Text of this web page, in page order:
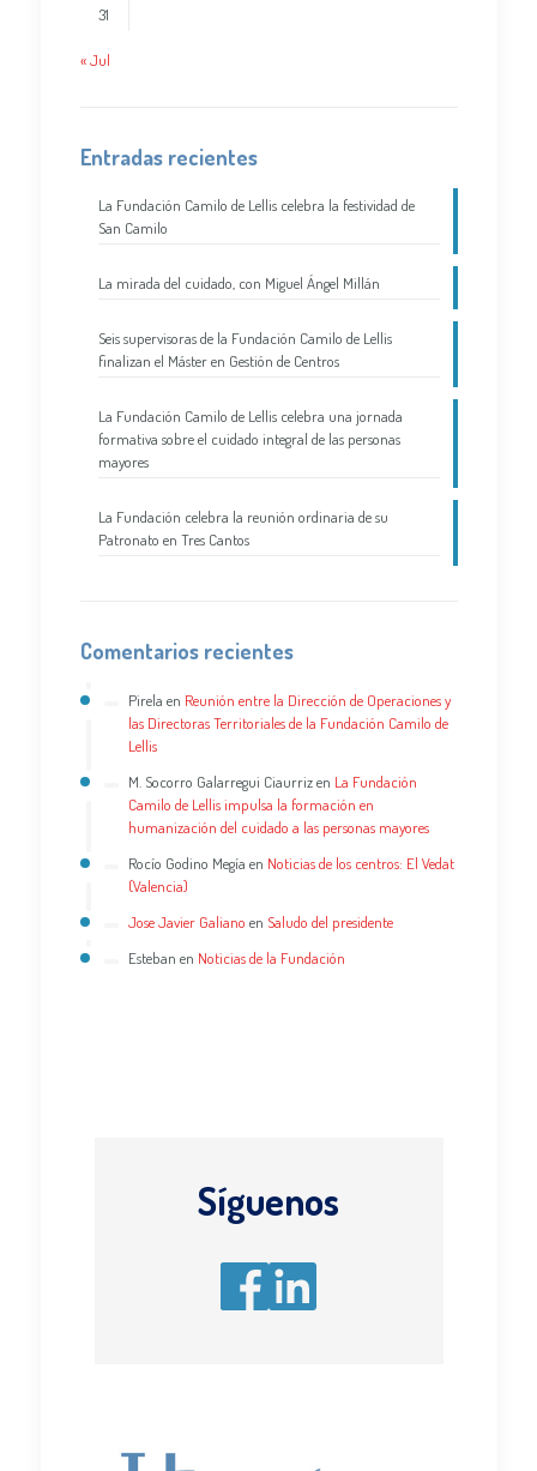
31
« Jul
Entradas recientes
La Fundación Camilo de Lellis celebra la festividad de
San Camilo
La mirada del cuidado, con Miguel Ángel Millán
Seis supervisoras de la Fundación Camilo de Lellis
finalizan el Máster en Gestión de Centros
La Fundación Camilo de Lellis celebra una jornada
formativa sobre el cuidado integral de las personas
mayores
La Fundación celebra la reunión ordinaria de su
Patronato en Tres Cantos
Comentarios recientes
Pirela en Reunión entre la Dirección de Operaciones y
las Directoras Territoriales de la Fundación Camilo de
Lellis
M. Socorro Galarregui Ciaurrizen La Fundación
Camilo de Lellis impulsa la formación en
humanización del cuidado a las personas mayores
Rocío Godino Megía en Noticias de los centros: El Vedat
(Valencia)
Jose Javier Galiano en Saludo del presidente
Esteban en Noticias de la Fundación
Síguenos